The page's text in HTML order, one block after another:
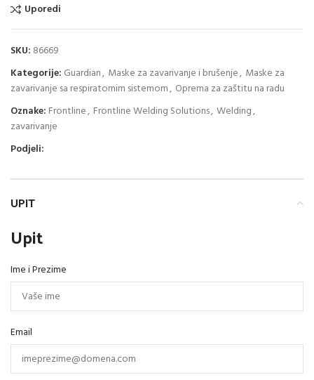
Uporedi
SKU: 86669
Kategorije: Guardian, Maske za zavarivanje i brušenje, Maske za
zavarivanje sa respiratornim sistemom, Oprema za zaštitu na radu
Oznake: Frontline, Frontline Welding Solutions, Welding,
zavarivanje
Podjeli:
UPIT
Upit
Ime i Prezime
Email